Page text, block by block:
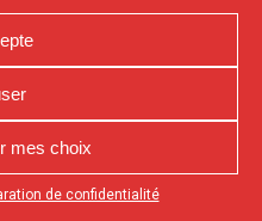
mes choix
de confidentialité
de votre